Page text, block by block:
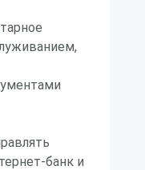
банк и